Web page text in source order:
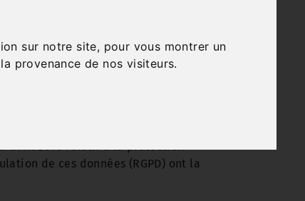
sur notre site, pour vous montrer un
provenance de nos visiteurs.
applicables en Europe et en
sur les engagements et mesures
lors de l’utilisation de son site
personnel mis en oeuvre par
avril 2016 relatif à la protection
de ces données (RGPD) ont la